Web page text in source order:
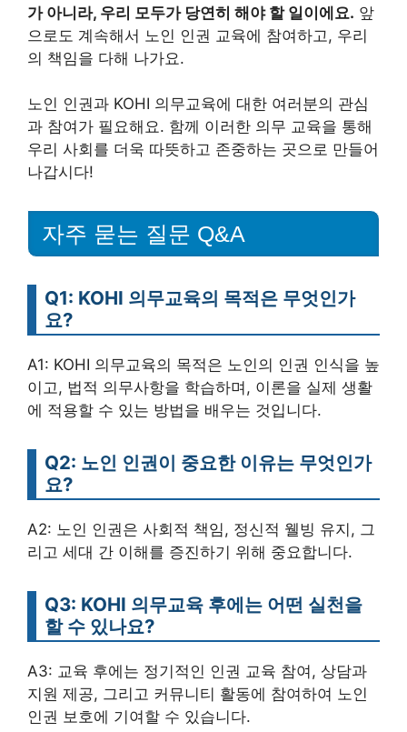
가 아니라, 우리 모두가 당연히 해야 할 일이에요. 앞
으로도 계속해서 노인 인권 교육에 참여하고, 우리
의 책임을 다해 나가요.
노인 인권과 KOHI 의무교육에 대한 여러분의 관심
과 참여가 필요해요. 함께 이러한 의무 교육을 통해
우리 사회를 더욱 따뜻하고 존중하는 곳으로 만들어
나갑시다!
자주 묻는 질문 Q&A
Q1: KOHI 의무교육의 목적은 무엇인가
요?
A1: KOHI 의무교육의 목적은 노인의 인권 인식을 높
이고, 법적 의무사항을 학습하며, 이론을 실제 생활
에 적용할 수 있는 방법을 배우는 것입니다.
Q2: 노인 인권이 중요한 이유는 무엇인가
요?
A2: 노인 인권은 사회적 책임, 정신적 웰빙 유지, 그
리고 세대 간 이해를 증진하기 위해 중요합니다.
Q3: KOHI 의무교육 후에는 어떤 실천을
할 수 있나요?
A3: 교육 후에는 정기적인 인권 교육 참여, 상담과
지원 제공, 그리고 커뮤니티 활동에 참여하여 노인
인권 보호에 기여할 수 있습니다.